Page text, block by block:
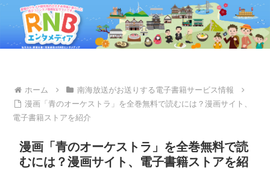
ホーム
南海放送がお送りする電子書籍サービス情報
漫画「青のオーケストラ」を全巻無料で読むには？漫画サイト、
電子書籍ストアを紹介
漫画「青のオーケストラ」を全巻無料で読
むには？漫画サイト、電子書籍ストアを紹